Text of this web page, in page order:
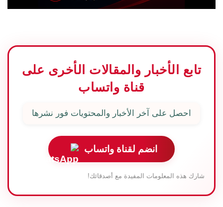
تابع الأخبار والمقالات الأخرى على
قناة واتساب
احصل على آخر الأخبار والمحتويات فور نشرها
انضم لقناة واتساب
شارك هذه المعلومات المفيدة مع أصدقائك!